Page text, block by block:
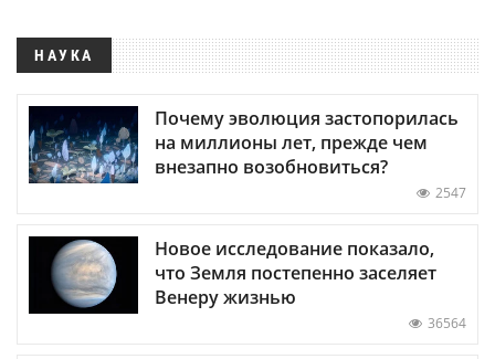
НАУКА
Почему эволюция застопорилась
на миллионы лет, прежде чем
внезапно возобновиться?
2547
Новое исследование показало,
что Земля постепенно заселяет
Венеру жизнью
36564